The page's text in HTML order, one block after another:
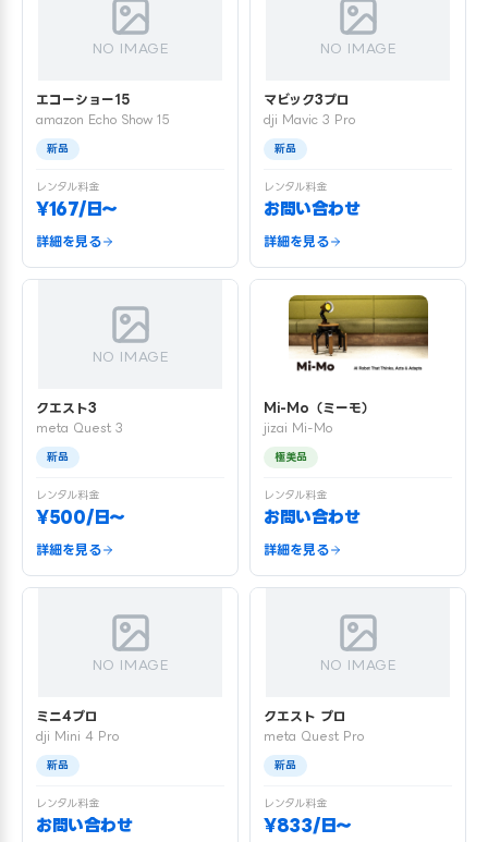
NO IMAGE
エコーショー15
amazon Echo Show 15
新品
レンタル料金
¥167/日〜
詳細を見る
NO IMAGE
マビック3プロ
dji Mavic 3 Pro
新品
レンタル料金
お問い合わせ
詳細を見る
NO IMAGE
クエスト3
meta Quest 3
新品
レンタル料金
¥500/日〜
詳細を見る
Mi-Mo（ミーモ）
jizai Mi-Mo
極美品
レンタル料金
お問い合わせ
詳細を見る
NO IMAGE
ミニ4プロ
dji Mini 4 Pro
新品
レンタル料金
お問い合わせ
NO IMAGE
クエスト プロ
meta Quest Pro
新品
レンタル料金
¥833/日〜